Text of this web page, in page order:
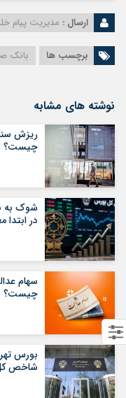
ارسال : مدیریت پیام
برچسب ها بانک
نوشته های مشابه
ریزش
چیست؟
در ابتدا
سهام
چیست؟
شاخص